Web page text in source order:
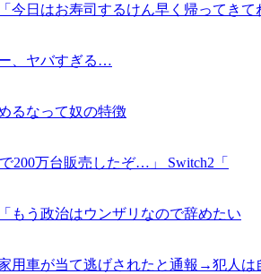
今日はお寿司するけん早く帰ってき
、ヤバすぎる…
るなって奴の特徴
200万台販売したぞ…」 Switch2「
もう政治はウンザリなので辞めたい
用車が当て逃げされたと通報→犯人は